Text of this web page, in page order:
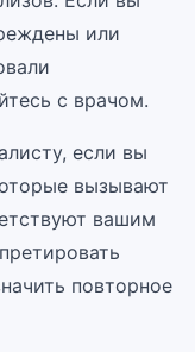
или
с врачом.
если вы
вызывают
вашим
повторное